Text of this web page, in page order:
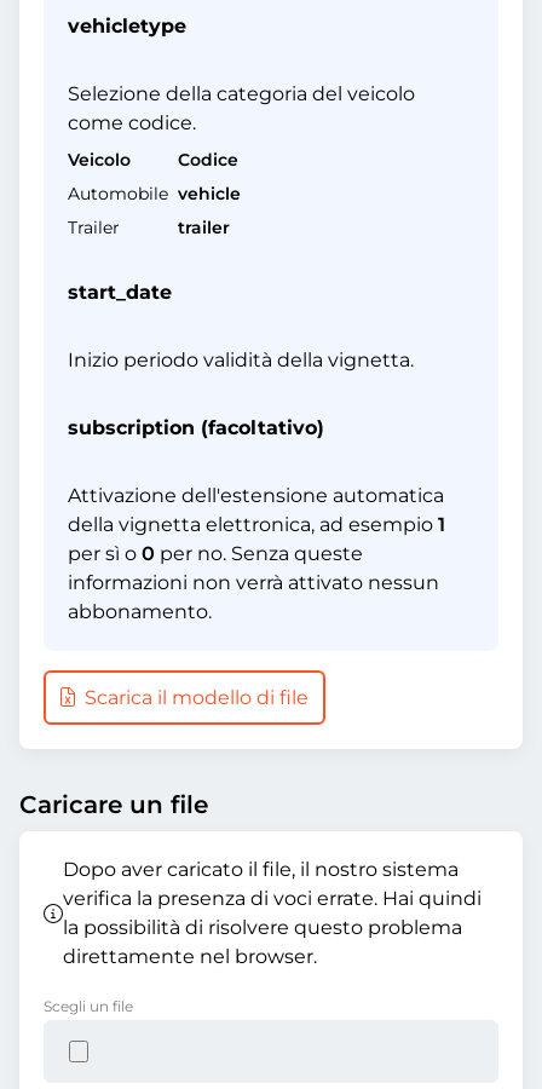
vehicletype
Selezione della categoria del veicolo
come codice.
Veicolo
Codice
Automobile vehicle
Trailer
trailer
start_date
Inizio periodo validità della vignetta.
subscription (facoltativo)
Attivazione dell'estensione automatica
della vignetta elettronica, ad esempio 1
per sì o 0 per no. Senza queste
informazioni non verrà attivato nessun
abbonamento.
Scarica il modello di file
Caricare un file
Dopo aver caricato il file, il nostro sistema
verifica la presenza di voci errate. Hai quindi
la possibilità di risolvere questo problema
direttamente nel browser.
Scegli un file